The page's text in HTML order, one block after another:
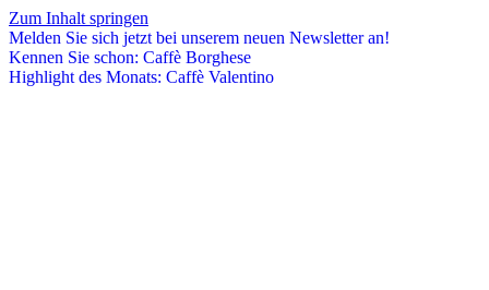
Zum Inhalt springen
Melden Sie sich jetzt bei unserem neuen Newsletter an!
Kennen Sie schon: Caffè Borghese
Highlight des Monats: Caffè Valentino